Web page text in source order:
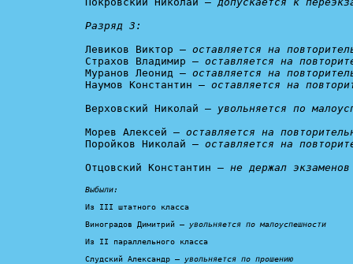
Разряд 3:
Левиков Виктор — оставляется на
Страхов Владимир — оставляется на
Муранов Леонид — оставляется на
Наумов Константин — оставляется на
Верховский Николай — увольняется по
Морев Алексей — оставляется на
Поройков Николай — оставляется на
Отцовский Константин — не держал
Выбыли:
Из III штатного класса
Виноградов Димитрий — увольняется по малоуспешности
Из II параллельного класса
Слудский Александр — увольняется по прошению